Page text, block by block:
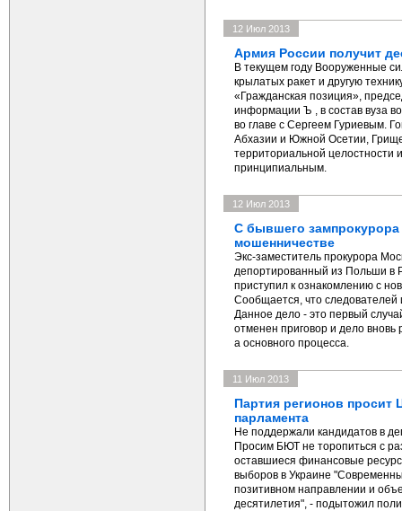
12 Июл 2013
Армия России получит
В текущем году Вооруженные
крылатых ракет и другую
«Гражданская позиция»,
информации Ъ , в состав вуза
во главе с Сергеем Гуриевым.
Абхазии и Южной Осетии,
территориальной целостности
принципиальным.
12 Июл 2013
С бывшего
мошенничестве
Экс-заместитель прокурора
депортированный из Польши в
приступил к ознакомлению с
Сообщается, что следователей
Данное дело - это первый
отменен приговор и дело вновь
а основного процесса.
11 Июл 2013
Партия регионов просит
парламента
Не поддержали кандидатов в
Просим БЮТ не торопиться с
оставшиеся финансовые
выборов в Украине
позитивном направлении и
десятилетия", - подытожил